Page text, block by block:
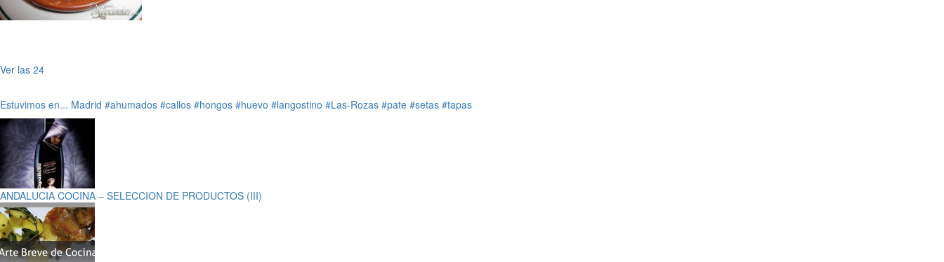
Ver las 24
Estuvimos en... Madrid #ahumados #callos #hongos #huevo #langostino #Las-Rozas #pate #setas #tapas
ANDALUCIA COCINA – SELECCION DE PRODUCTOS (III)